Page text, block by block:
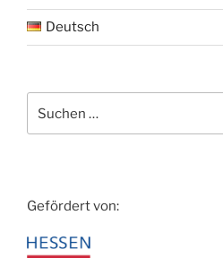
Deutsch
nach:
Gefördert von: